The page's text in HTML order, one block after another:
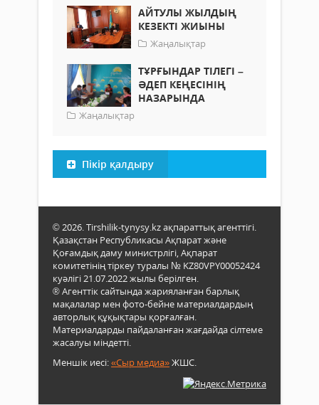
АЙТУЛЫ ЖЫЛДЫҢ
КЕЗЕКТІ ЖИЫНЫ
Жаңалықтар
ТҰРҒЫНДАР ТІЛЕГІ –
ӘДЕП КЕҢЕСІНІҢ
НАЗАРЫНДА
Жаңалықтар
Пікір қалдыру
© 2026. Tirshilik-tynysy.kz ақпараттық агенттігі.
Қазақстан Республикасы Ақпарат және
Қоғамдық даму министрлігі, Ақпарат
комитетінің тіркеу туралы № KZ80VPY00052424
куәлігі 21.07.2022 жылы берілген.
® Агенттік сайтында жарияланған барлық
мақалалар мен фото-бейне материалдардың
авторлық құқықтары қорғалған.
Материалдарды пайдаланған жағдайда сілтеме
жасалуы міндетті.
Меншік иесі:«Сыр медиа»ЖШС.